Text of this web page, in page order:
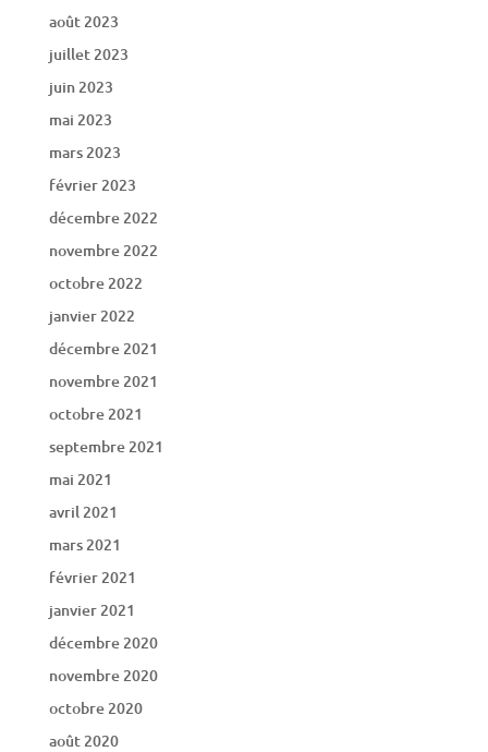
août 2023
juillet 2023
juin 2023
mai 2023
mars 2023
février 2023
décembre 2022
novembre 2022
octobre 2022
janvier 2022
décembre 2021
novembre 2021
octobre 2021
septembre 2021
mai 2021
avril 2021
mars 2021
février 2021
janvier 2021
décembre 2020
novembre 2020
octobre 2020
août 2020